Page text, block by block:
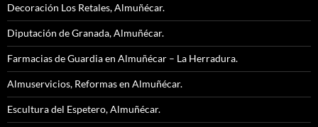
Decoración Los Retales, Almuñécar.
Diputación de Granada, Almuñécar.
Farmacias de Guardia en Almuñécar – La Herradura.
Almuservicios, Reformas en Almuñécar.
Escultura del Espetero, Almuñécar.